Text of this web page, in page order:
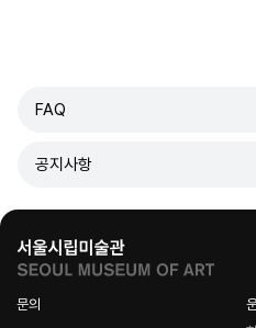
FAQ
공지사항
문의